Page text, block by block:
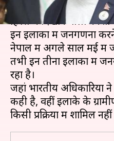
भारत के कालापानी,
हिस्से में दिखाने वाला
इन इलाकों में जनगणना करने
नेपाल में अगले साल मई में
तभी इन तीनों इलाकों में
रहा है।
जहां भारतीय अधिकारियों
कही है, वहीं इलाके के